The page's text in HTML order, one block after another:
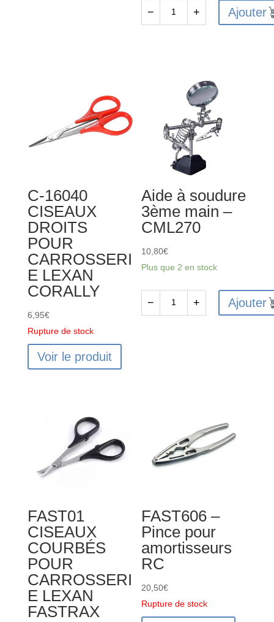
compartiments
180mmx140mmx40mm
− + Ajouter
C-16040
CISEAUX
DROITS
POUR
CARROSSERI
E LEXAN
CORALLY
6,95€
Rupture de stock
Voir le produit
Aide à soudure
3ème main –
CML270
10,80€
Plus que 2 en stock
− + Ajouter
FAST01
CISEAUX
COURBÉS
POUR
CARROSSERI
E LEXAN
FASTRAX
FAST606 –
Pince pour
amortisseurs
RC
20,50€
Rupture de stock